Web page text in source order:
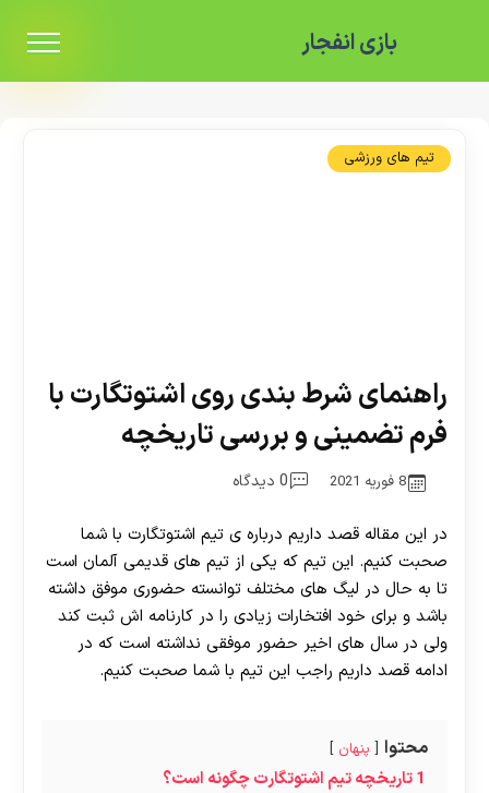
بازی انفجار
تیم های ورزشی
راهنمای شرط بندی روی اشتوتگارت با
فرم تضمینی و بررسی تاریخچه
8 فوریه 2021 0 دیدگاه
در این مقاله قصد داریم درباره ی تیم اشتوتگارت با شما
صحبت کنیم. این تیم که یکی از تیم های قدیمی آلمان است
تا به حال در لیگ های مختلف توانسته حضوری موفق داشته
باشد و برای خود افتخارات زیادی را در کارنامه اش ثبت کند
ولی در سال های اخیر حضور موفقی نداشته است که در
ادامه قصد داریم راجب این تیم با شما صحبت کنیم.
محتوا پنهان
1تاریخچه تیم اشتوتگارت چگونه است؟